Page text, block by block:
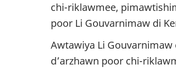
chi-riklawmee,
poor Li Gouvarnimaw di
Awtawiya Li
d’arzhawn poor chi-